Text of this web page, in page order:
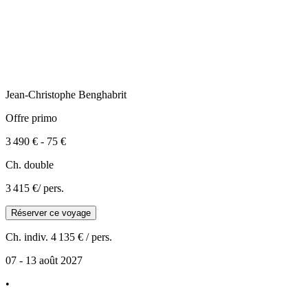
Jean-Christophe Benghabrit
Offre primo
3 490 € - 75 €
Ch. double
3 415 €/ pers.
Réserver ce voyage
Ch. indiv. 4 135 € / pers.
07 - 13 août 2027
•